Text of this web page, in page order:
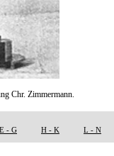
Chr. Zimmermann.
E - G H - K L - N